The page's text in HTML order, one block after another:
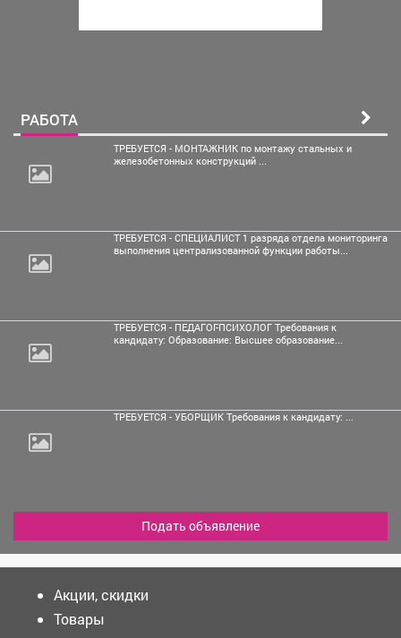
РАБОТА
ТРЕБУЕТСЯ - МОНТАЖНИК по монтажу стальных и
железобетонных конструкций ...
ТРЕБУЕТСЯ - СПЕЦИАЛИСТ 1 разряда отдела мониторинга
выполнения централизованной функции работы...
ТРЕБУЕТСЯ - ПЕДАГОГ-ПСИХОЛОГ Требования к
кандидату: Образование: Высшее образование...
ТРЕБУЕТСЯ - УБОРЩИК Требования к кандидату: ...
Подать объявление
Акции, скидки
Товары